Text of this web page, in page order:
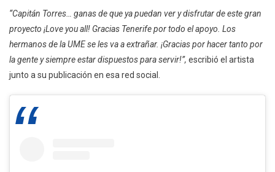
“Capitán Torres… ganas de que ya puedan ver y disfrutar de este gran
proyecto ¡Love you all! Gracias Tenerife por todo el apoyo. Los
hermanos de la UME se les va a extrañar. ¡Gracias por hacer tanto por
la gente y siempre estar dispuestos para servir!”, escribió el artista
junto a su publicación en esa red social.